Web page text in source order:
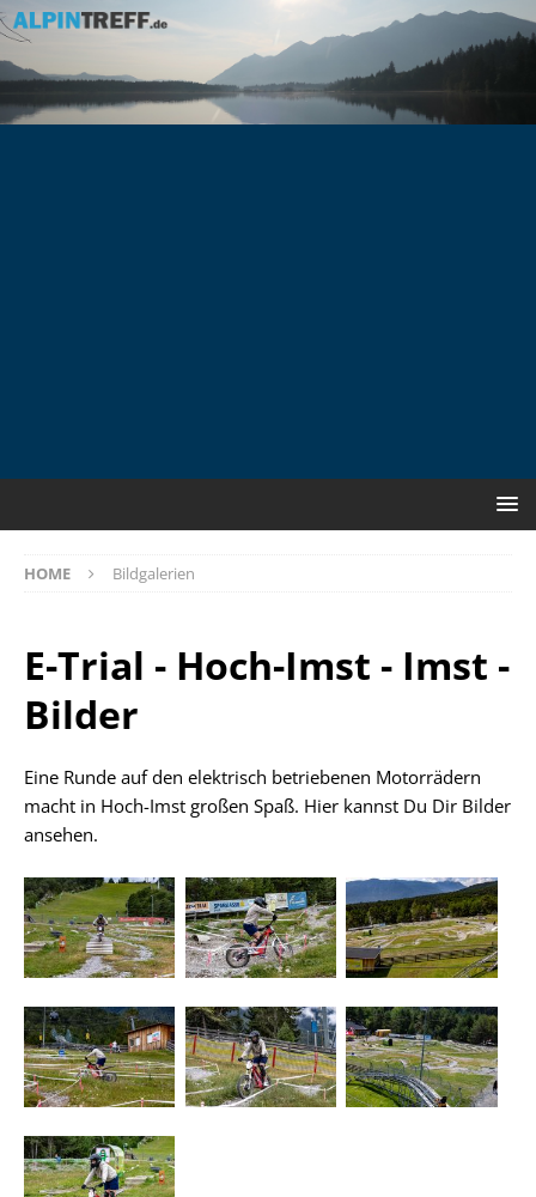
HOME Bildgalerien
E-Trial - Hoch-Imst - Imst -
Bilder
Eine Runde auf den elektrisch betriebenen Motorrädern
macht in Hoch-Imst großen Spaß. Hier kannst Du Dir Bilder
ansehen.